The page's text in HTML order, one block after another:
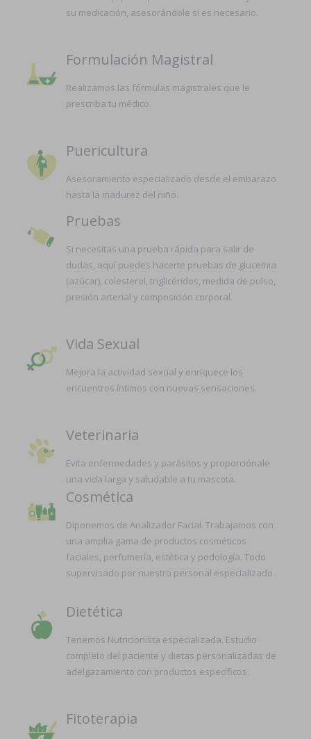
su medicación, asesorándole si es necesario.
Formulación Magistral
Realizamos las fórmulas magistrales que le
prescriba tu médico.
Puericultura
Asesoramiento especializado desde el embarazo
hasta la madurez del niño.
Pruebas
Si necesitas una prueba rápida para salir de
dudas, aquí puedes hacerte pruebas de glucemia
(azúcar), colesterol, triglicéridos, medida de pulso,
presión arterial y composición corporal.
Vida Sexual
Mejora la actividad sexual y enriquece los
encuentros íntimos con nuevas sensaciones.
Veterinaria
Evita enfermedades y parásitos y proporciónale
una vida larga y saludable a tu mascota.
Cosmética
Diponemos de Analizador Facial. Trabajamos con
una amplia gama de productos cosméticos
faciales, perfumería, estética y podología. Todo
supervisado por nuestro personal especializado.
Dietética
Tenemos Nutricionista especializada. Estudio
completo del paciente y dietas personalizadas de
adelgazamiento con productos específicos.
Fitoterapia